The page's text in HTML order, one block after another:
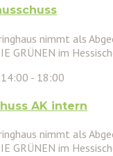
nimmt als
GRÜNEN im
- 18:00
AK intern
nimmt als
GRÜNEN im